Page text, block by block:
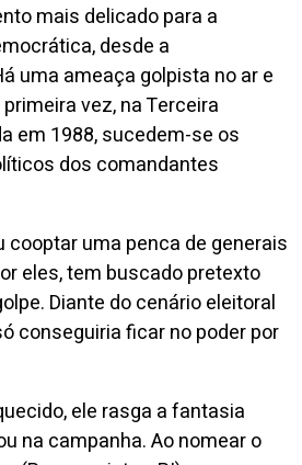
mais delicado para a
desde a
uma ameaça golpista no ar e
vez, na Terceira
em 1988, sucedem-se os
dos comandantes
cooptar uma penca de generais
eles, tem buscado pretexto
Diante do cenário eleitoral
conseguiria ficar no poder por
ele rasga a fantasia
na campanha. Ao nomear o